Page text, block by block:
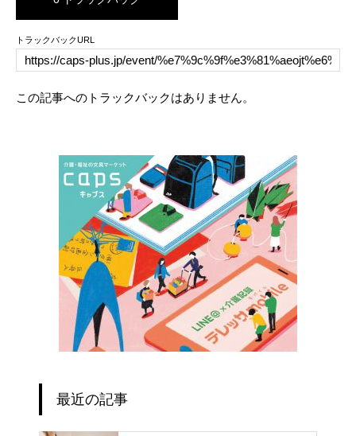
トラックバックURL
この記事へのトラックバックはありません。
最近の記事